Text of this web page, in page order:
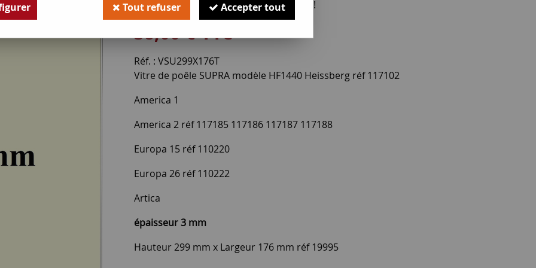
Soyez le premier à donner votre avis !
38,00€TTC
Réf. : VSU299X176T
Vitre de poêle SUPRA modèle HF1440 Heissberg réf 117102
America 1
America 2 réf 117185 117186 117187 117188
Europa 15 réf 110220
Europa 26 réf 110222
Artica
épaisseur 3 mm
Hauteur 299 mm x Largeur 176 mm réf 19995
Tout refuser Accepter tout